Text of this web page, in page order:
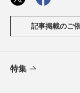
記事掲載のご
特集